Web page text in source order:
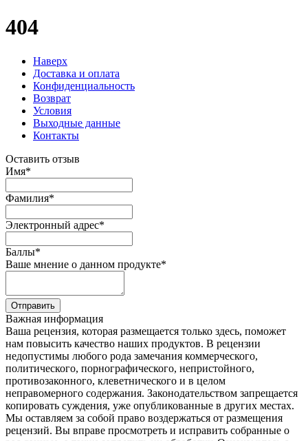
404
Наверх
Доставка и оплата
Конфиденциальность
Возврат
Условия
Выходные данные
Контакты
Оставить отзыв
Имя*
Фамилия*
Электронный адрес*
Баллы*
Ваше мнение о данном продукте*
Отправить
Важная информация
Ваша рецензия, которая размещается только здесь, поможет
нам повысить качество наших продуктов. В рецензии
недопустимы любого рода замечания коммерческого,
политического, порнографического, непристойного,
противозаконного, клеветнического и в целом
неправомерного содержания. Законодательством запрещается
копировать суждения, уже опубликованные в других местах.
Мы оставляем за собой право воздержаться от размещения
рецензий. Вы вправе просмотреть и исправить собранные о